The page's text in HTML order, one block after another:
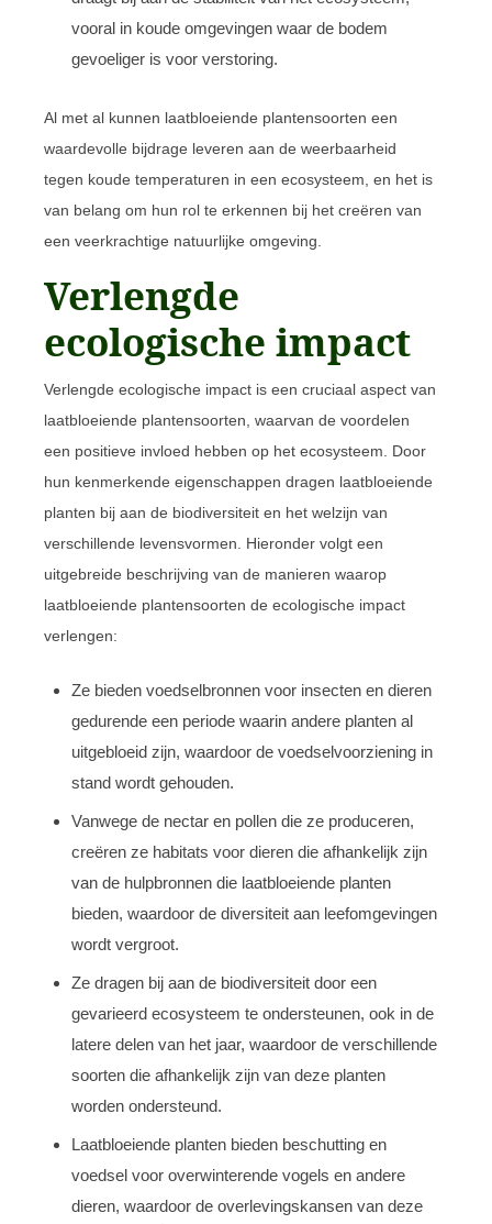
vooral in koude omgevingen waar de bodem
gevoeliger is voor verstoring.
Al met al kunnen laatbloeiende plantensoorten een
waardevolle bijdrage leveren aan de weerbaarheid
tegen koude temperaturen in een ecosysteem, en het is
van belang om hun rol te erkennen bij het creëren van
een veerkrachtige natuurlijke omgeving.
Verlengde
ecologische impact
Verlengde ecologische impact is een cruciaal aspect van
laatbloeiende plantensoorten, waarvan de voordelen
een positieve invloed hebben op het ecosysteem. Door
hun kenmerkende eigenschappen dragen laatbloeiende
planten bij aan de biodiversiteit en het welzijn van
verschillende levensvormen. Hieronder volgt een
uitgebreide beschrijving van de manieren waarop
laatbloeiende plantensoorten de ecologische impact
verlengen:
Ze bieden voedselbronnen voor insecten en dieren
gedurende een periode waarin andere planten al
uitgebloeid zijn, waardoor de voedselvoorziening in
stand wordt gehouden.
Vanwege de nectar en pollen die ze produceren,
creëren ze habitats voor dieren die afhankelijk zijn
van de hulpbronnen die laatbloeiende planten
bieden, waardoor de diversiteit aan leefomgevingen
wordt vergroot.
Ze dragen bij aan de biodiversiteit door een
gevarieerd ecosysteem te ondersteunen, ook in de
latere delen van het jaar, waardoor de verschillende
soorten die afhankelijk zijn van deze planten
worden ondersteund.
Laatbloeiende planten bieden beschutting en
voedsel voor overwinterende vogels en andere
dieren, waardoor de overlevingskansen van deze